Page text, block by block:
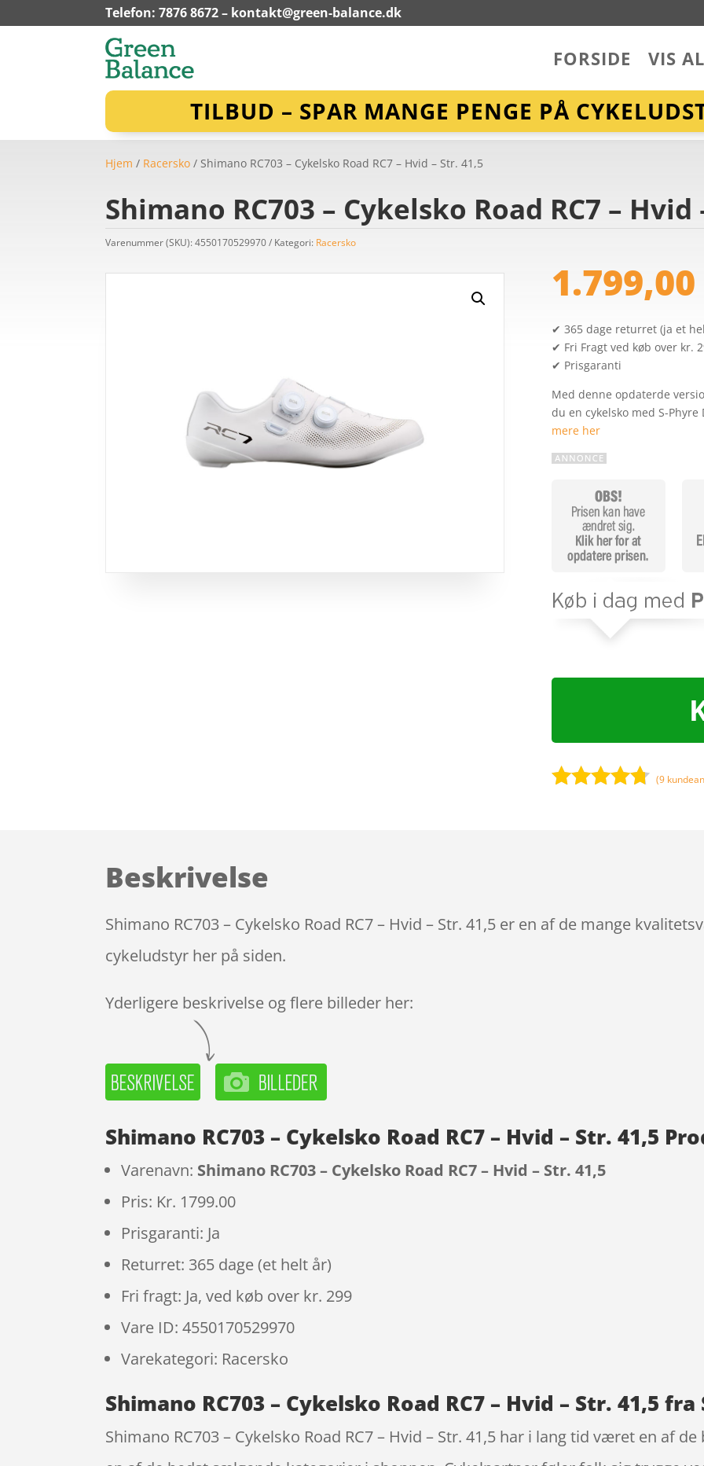
Telefon: 7876 8672 – kontakt@green-balance.dk
FORSIDE VIS
TILBUD – SPAR MANGE PENGE PÅ
Hjem / Racersko / Shimano RC703 – Cykelsko Road RC7 – Hvid – Str. 41,5
Shimano RC703 – Cykelsko Road RC7 – Hvid
Varenummer (SKU):4550170529970 Kategori: Racersko
1.799,00
✔ 365 dage returret (ja et
✔ Fri Fragt ved køb over kr.
✔ Prisgaranti
Med denne opdaterde
du en cykelsko med S-
mere her
mmelser
(9
Beskrivelse
Shimano RC703 – Cykelsko Road RC7 – Hvid – Str. 41,5 er en af de mange
cykeludstyr her på siden.
Yderligere beskrivelse og flere billeder her:
Shimano RC703 – Cykelsko Road RC7 – Hvid – Str. 41,5
Varenavn: Shimano RC703 – Cykelsko Road RC7 – Hvid – Str. 41,5
Pris: Kr. 1799.00
Prisgaranti: Ja
Returret: 365 dage (et helt år)
Fri fragt: Ja, ved køb over kr. 299
Vare ID: 4550170529970
Varekategori: Racersko
Shimano RC703 – Cykelsko Road RC7 – Hvid – Str. 41,5
Shimano RC703 – Cykelsko Road RC7 – Hvid – Str. 41,5 har i lang tid været en af